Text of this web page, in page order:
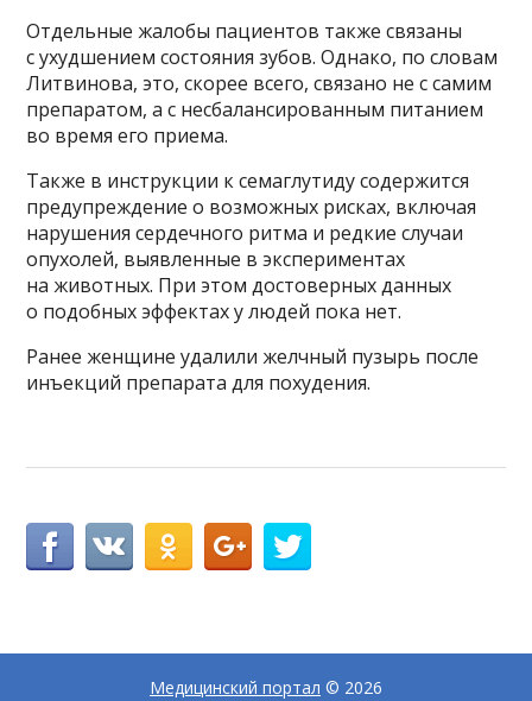
Отдельные жалобы пациентов также связаны
с ухудшением состояния зубов. Однако, по словам
Литвинова, это, скорее всего, связано не с самим
препаратом, а с несбалансированным питанием
во время его приема.
Также в инструкции к семаглутиду содержится
предупреждение о возможных рисках, включая
нарушения сердечного ритма и редкие случаи
опухолей, выявленные в экспериментах
на животных. При этом достоверных данных
о подобных эффектах у людей пока нет.
Ранее женщине удалили желчный пузырь после
инъекций препарата для похудения.
Медицинский портал © 2026